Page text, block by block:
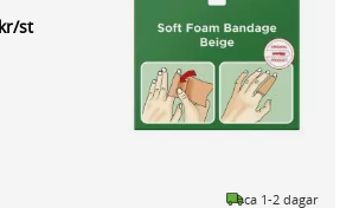
har tillhandahållit eller som de har
använt deras tjänster.
st
ca 1-2 dagar